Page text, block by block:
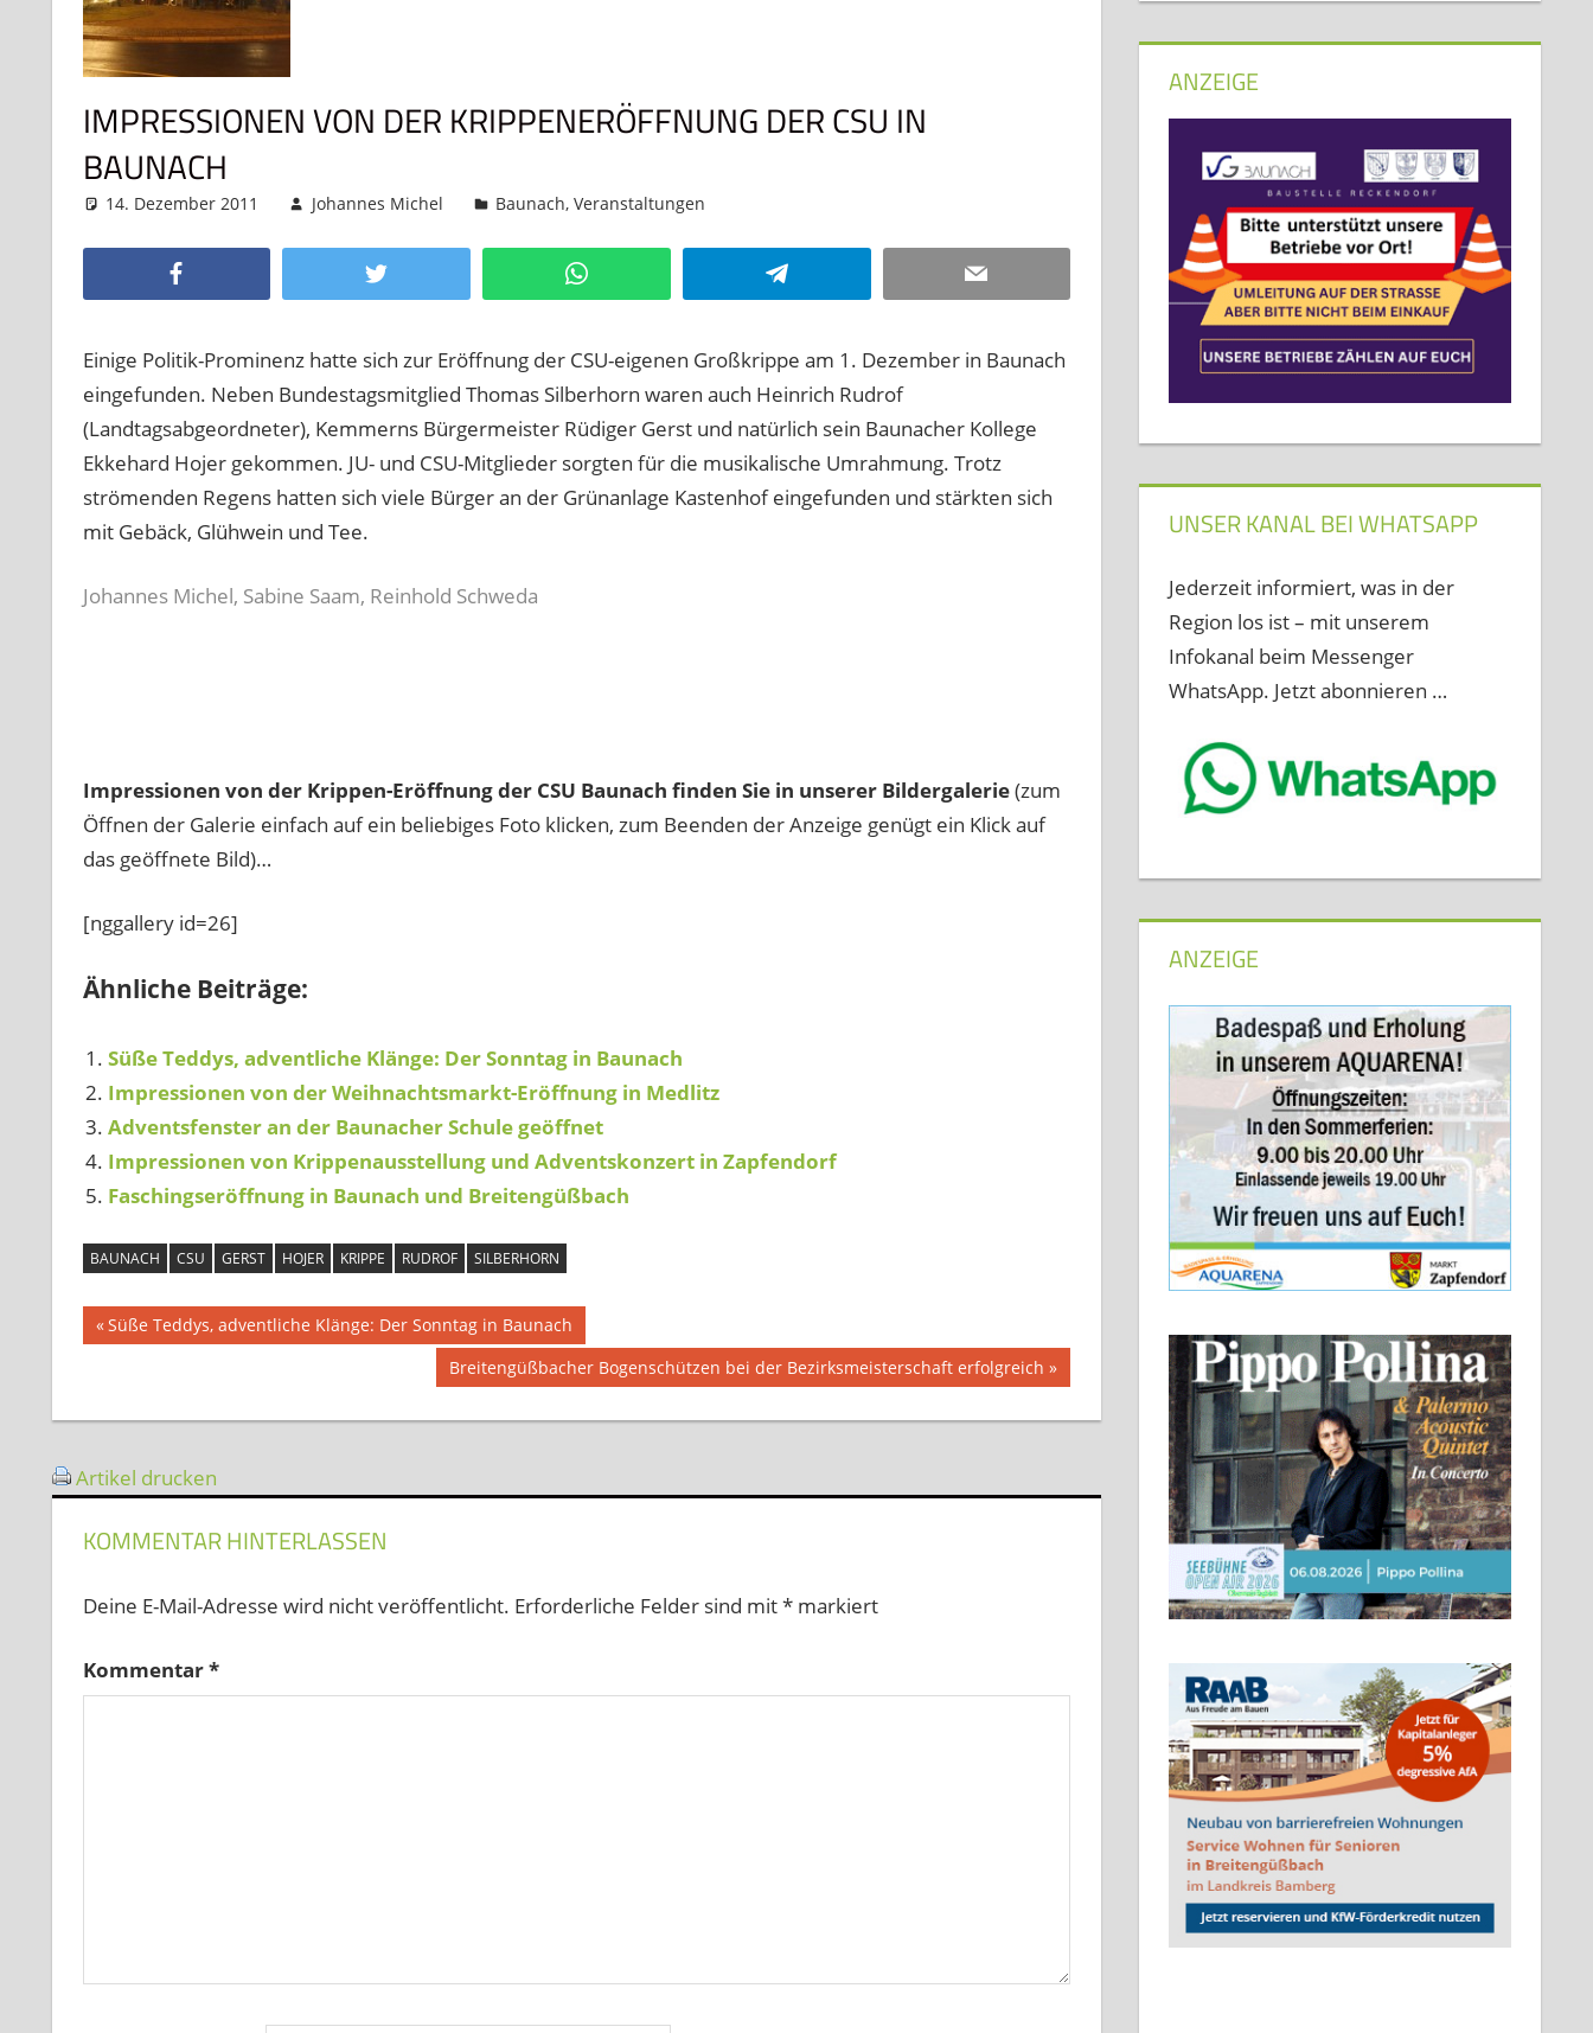
IMPRESSIONEN VON DER KRIPPENERÖFFNUNG DER CSU IN
BAUNACH
14. Dezember 2011 Johannes Michel Baunach,Veranstaltungen
Twitter WhatsApp Telegram Email
Einige Politik-Prominenz hatte sich zur Eröffnung der CSU-eigenen Großkrippe am 1. Dezember in Baunach
eingefunden. Neben Bundestagsmitglied Thomas Silberhorn waren auch Heinrich Rudrof
(Landtagsabgeordneter), Kemmerns Bürgermeister Rüdiger Gerst und natürlich sein Baunacher Kollege
Ekkehard Hojer gekommen. JU- und CSU-Mitglieder sorgten für die musikalische Umrahmung. Trotz
strömenden Regens hatten sich viele Bürger an der Grünanlage Kastenhof eingefunden und stärkten sich
mit Gebäck, Glühwein und Tee.
Johannes Michel, Sabine Saam, Reinhold Schweda
Impressionen von der Krippen-Eröffnung der CSU Baunach finden Sie in unserer Bildergalerie(zum
Öffnen der Galerie einfach auf ein beliebiges Foto klicken, zum Beenden der Anzeige genügt ein Klick auf
das geöffnete Bild)…
[nggallery id=26]
Ähnliche Beiträge:
Süße Teddys, adventliche Klänge: Der Sonntag in Baunach
Impressionen von der Weihnachtsmarkt-Eröffnung in Medlitz
Adventsfenster an der Baunacher Schule geöffnet
Impressionen von Krippenausstellung und Adventskonzert in Zapfendorf
Faschingseröffnung in Baunach und Breitengüßbach
BAUNACH CSU GERST HOJER KRIPPE RUDROF SILBERHORN
Beitragsnavigation
Vorheriger
Süße Teddys, adventliche Klänge: Der Sonntag in Baunach
Nächster
Beitrag:
Breitengüßbacher Bogenschützen bei der Bezirksmeisterschaft erfolgreich
Artikel drucken
KOMMENTAR HINTERLASSEN
Deine E-Mail-Adresse wird nicht veröffentlicht. Erforderliche Felder sind mit*markiert
Kommentar*
ANZEIGE
UNSER KANAL BEI WHATSAPP
Jederzeit informiert, was in der
Region los ist – mit unserem
Infokanal beim Messenger
WhatsApp. Jetzt abonnieren …
ANZEIGE